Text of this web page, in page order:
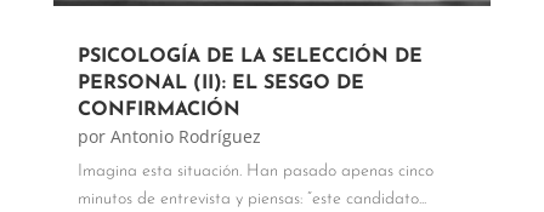
PSICOLOGÍA DE LA SELECCIÓN DE
PERSONAL (II): EL SESGO DE
CONFIRMACIÓN
por Antonio Rodríguez
Imagina esta situación. Han pasado apenas cinco
minutos de entrevista y piensas: “este candidato...